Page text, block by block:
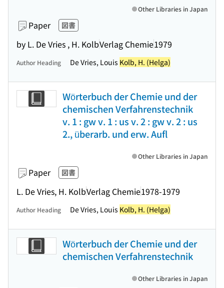
Paper 図書
by L. De Vries , H. KolbVerlag Chemie1979
Other Libraries in Japan
Author Heading De Vries, Louis Kolb, H. (Helga)
Wörterbuch der Chemie und der
chemischen Verfahrenstechnik
v. 1 : gw v. 1 : us v. 2 : gw v. 2 : us
2., überarb. und erw. Aufl
Paper 図書
L. De Vries, H. KolbVerlag Chemie1978-1979
Other Libraries in Japan
Author Heading De Vries, Louis Kolb, H. (Helga)
Wörterbuch der Chemie und der
chemischen Verfahrenstechnik
Other Libraries in Japan